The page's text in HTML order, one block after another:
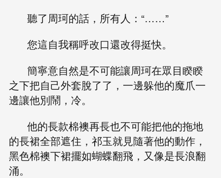
聽了周珂的話，所有人：“……”
您這自我稱呼改口還改得挺快。
簡寧意自然是不可能讓周珂在眾目睽睽
之下把自己外套脫了了，一邊躲他的魔爪一
邊讓他別鬧，冷。
他的長款棉襖再長也不可能把他的拖地
的長裙全部遮住，祁玉就見隨著他的動作，
黑色棉襖下裙擺如蝴蝶翻飛，又像是長浪翻
涌。